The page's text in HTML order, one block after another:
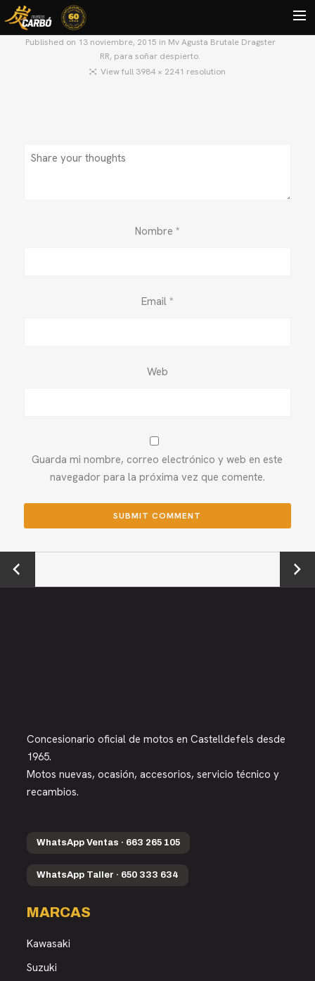
CONTACTO
Published on 13 noviembre, 2015 in Mv Agusta Brutale Dragster
RR, para soñar despierto.
View full 3984 × 2241 resolution
Nombre *
Email *
Web
Guarda mi nombre, correo electrónico y web en este
navegador para la próxima vez que comente.
←
Previou
Next →
Concesionario oficial de motos en Castelldefels desde
1965.
Motos nuevas, ocasión, accesorios, servicio técnico y
recambios.
WhatsApp Ventas · 663 265 105
WhatsApp Taller · 650 333 634
MARCAS
Kawasaki
Suzuki